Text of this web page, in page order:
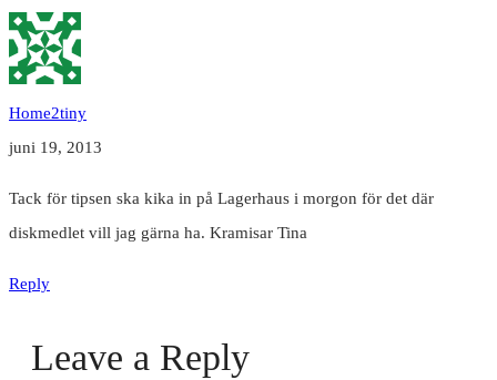
Home2tiny
juni 19, 2013
Tack för tipsen ska kika in på Lagerhaus i morgon för det där
diskmedlet vill jag gärna ha. Kramisar Tina
Reply
Leave a Reply